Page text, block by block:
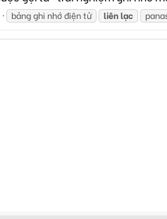
bảng ghi nhớ điện tử liênlạc